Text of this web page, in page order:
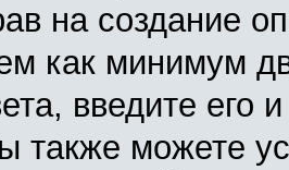
на создание
как минимум
введите его
также можете